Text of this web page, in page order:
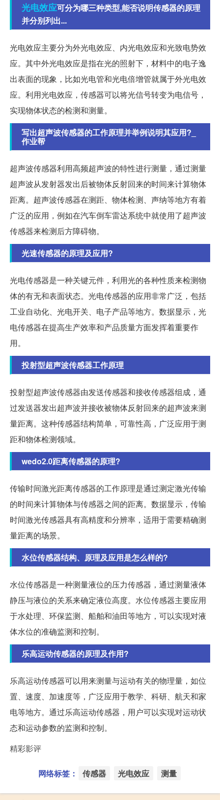
光电效应可分为哪三种类型,能否说明传感器的原理
并分别列出...
光电效应主要分为外光电效应、内光电效应和光致电势效
应。其中外光电效应是指在光的照射下，材料中的电子逸
出表面的现象，比如光电管和光电倍增管就属于外光电效
应。利用光电效应，传感器可以将光信号转变为电信号，
实现物体状态的检测和测量。
写出超声波传感器的工作原理并举例说明其应用?_
作业帮
超声波传感器利用高频超声波的特性进行测量，通过测量
超声波从发射器发出后被物体反射回来的时间来计算物体
距离。超声波传感器在测距、物体检测、声纳等地方有着
广泛的应用，例如在汽车倒车雷达系统中就使用了超声波
传感器来检测后方障碍物。
光速传感器的原理及应用?
光电传感器是一种关键元件，利用光的各种性质来检测物
体的有无和表面状态。光电传感器的应用非常广泛，包括
工业自动化、光电开关、电子产品等地方。数据显示，光
电传感器在提高生产效率和产品质量方面发挥着重要作
用。
投射型超声波传感器工作原理
投射型超声波传感器由发送传感器和接收传感器组成，通
过发送器发出超声波并接收被物体反射回来的超声波来测
量距离。这种传感器结构简单，可靠性高，广泛应用于测
距和物体检测领域。
wedo2.0距离传感器的原理?
传输时间激光距离传感器的工作原理是通过测定激光传输
的时间来计算物体与传感器之间的距离。数据显示，传输
时间激光传感器具有高精度和分辨率，适用于需要精确测
量距离的场景。
水位传感器结构、原理及应用是怎么样的?
水位传感器是一种测量液位的压力传感器，通过测量液体
静压与液位的关系来确定液位高度。水位传感器主要应用
于水处理、环保监测、船舶和油田等地方，可以实现对液
体水位的准确监测和控制。
乐高运动传感器的原理及作用?
乐高运动传感器可以用来测量与运动有关的物理量，如位
置、速度、加速度等，广泛应用于教学、科研、航天和家
电等地方。通过乐高运动传感器，用户可以实现对运动状
态和运动参数的监测和控制。
精彩影评
网络标签： 传感器 光电效应 测量